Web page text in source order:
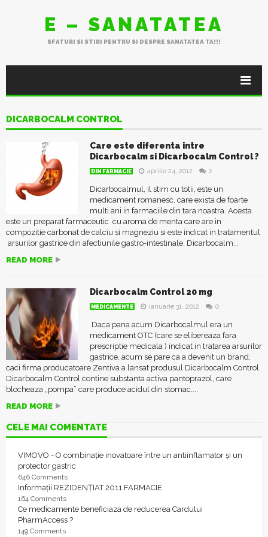
E – SANATATEA
SFATURI SI STIRI PENTRU SI DESPRE SANATATEA TA!!!
DICARBOCALM CONTROL
Care este diferenta intre
Dicarbocalm si Dicarbocalm Control ?
DIN FARMACIE aprilie 24, 2012 2
Dicarbocalmul, il stim cu totii, este un
medicament romanesc, care exista de foarte
multi ani in farmaciile din tara noastra. Acesta
este un preparat farmaceutic cu aroma de menta care are in
compozitie carbonat de calciu si magneziu si este indicat in tratamentul
arsurilor gastrice din afectiunile gastro-intestinale. Dicarbocalm...
READ MORE
Dicarbocalm Control 20 mg
MEDICAMENTE ianuarie 31, 2012 0
Daca pana acum Dicarbocalmul era un
medicament OTC (care se elibereaza fara
prescriptie medicala ) indicat in tratarea arsurilor
gastrice, acum se pare ca a devenit un brand,
caci firma producatoare Zentiva a lansat produsul Dicarbocalm Control.
Dicarbocalm Control contine substanta activa pantoprazol, care
blocheaza „pompa” care produce acidul din stomac....
READ MORE
CELE MAI COMENTATE
VIMOVO - O combinație inovatoare între un antiinflamator și un
protector gastric
646 Comments
Informații REZIDENȚIAT 2011 FARMACIE
164 Comments
Ce medicamente beneficiaza de reducerea Cardului
PharmAccess ?
149 Comments